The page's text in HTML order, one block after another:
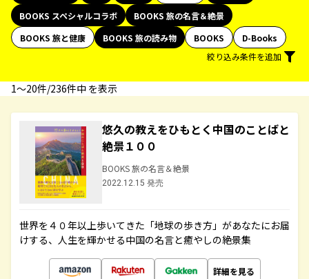
BOOKS スペシャルコラボ
BOOKS 旅の名言＆絶景
BOOKS 旅と健康
BOOKS 旅の読み物 BOOKS
D-Books
絞り込み条件を追加
1〜20件/236件中 を表示
悠久の教えをひもとく中国のことばと
絶景１００
BOOKS 旅の名言＆絶景
2022.12.15 発売
世界を４０年以上歩いてきた「地球の歩き方」があなたにお届
けする、人生を輝かせる中国の名言と癒やしの絶景集
詳細を見る